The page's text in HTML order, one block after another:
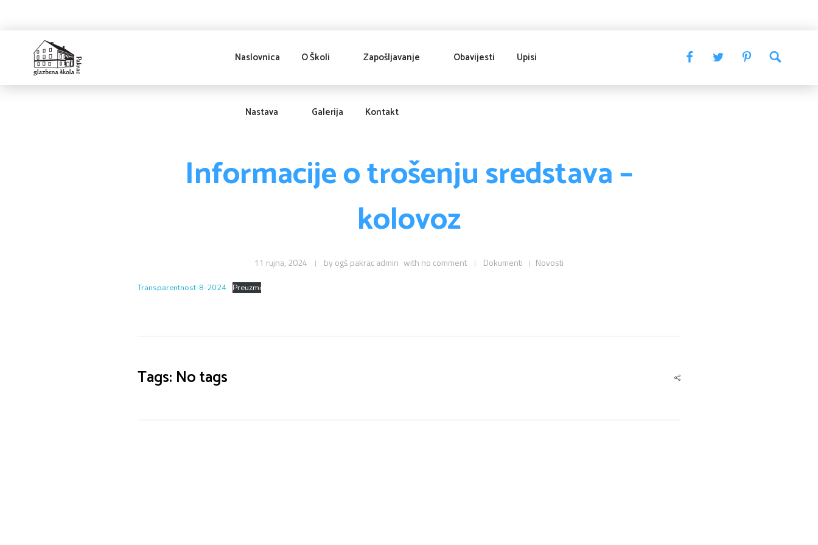
Naslovnica O Školi Zapošljavanje Obavijesti Upisi
Nastava Galerija Kontakt
Informacije o trošenju sredstava –
kolovoz
11 rujna, 2024 by ogš pakrac admin with no comment Dokumenti Novosti
Transparentnost-8-2024 Preuzmi
Tags: No tags